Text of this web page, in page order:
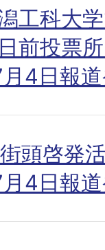
工科大
前投票
4日報
頭啓発
4日報